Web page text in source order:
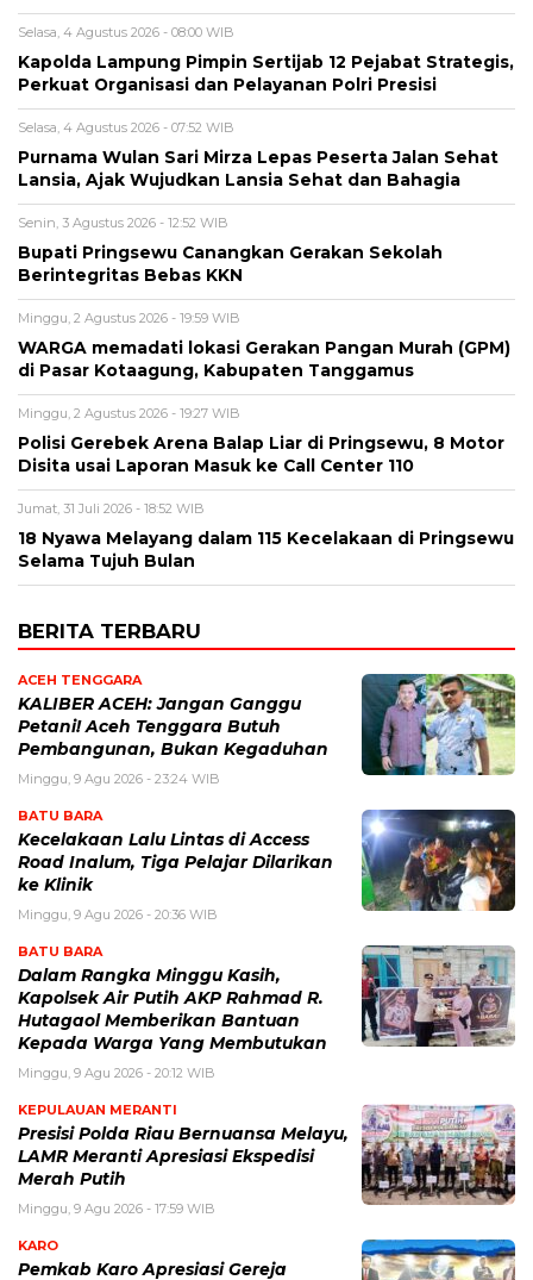
Selasa, 4 Agustus 2026 - 08:00 WIB
Kapolda Lampung Pimpin Sertijab 12 Pejabat Strategis,
Perkuat Organisasi dan Pelayanan Polri Presisi
Selasa, 4 Agustus 2026 - 07:52 WIB
Purnama Wulan Sari Mirza Lepas Peserta Jalan Sehat
Lansia, Ajak Wujudkan Lansia Sehat dan Bahagia
Senin, 3 Agustus 2026 - 12:52 WIB
Bupati Pringsewu Canangkan Gerakan Sekolah
Berintegritas Bebas KKN
Minggu, 2 Agustus 2026 - 19:59 WIB
WARGA memadati lokasi Gerakan Pangan Murah (GPM)
di Pasar Kotaagung, Kabupaten Tanggamus
Minggu, 2 Agustus 2026 - 19:27 WIB
Polisi Gerebek Arena Balap Liar di Pringsewu, 8 Motor
Disita usai Laporan Masuk ke Call Center 110
Jumat, 31 Juli 2026 - 18:52 WIB
18 Nyawa Melayang dalam 115 Kecelakaan di Pringsewu
Selama Tujuh Bulan
BERITA TERBARU
ACEH TENGGARA
KALIBER ACEH: Jangan Ganggu
Petani! Aceh Tenggara Butuh
Pembangunan, Bukan Kegaduhan
Minggu, 9 Agu 2026 - 23:24 WIB
BATU BARA
Kecelakaan Lalu Lintas di Access
Road Inalum, Tiga Pelajar Dilarikan
ke Klinik
Minggu, 9 Agu 2026 - 20:36 WIB
BATU BARA
Dalam Rangka Minggu Kasih,
Kapolsek Air Putih AKP Rahmad R.
Hutagaol Memberikan Bantuan
Kepada Warga Yang Membutukan
Minggu, 9 Agu 2026 - 20:12 WIB
KEPULAUAN MERANTI
Presisi Polda Riau Bernuansa Melayu,
LAMR Meranti Apresiasi Ekspedisi
Merah Putih
Minggu, 9 Agu 2026 - 17:59 WIB
KARO
Pemkab Karo Apresiasi Gereja